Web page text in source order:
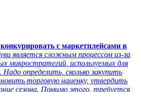
с маркетплейсами в
является сложным процессом из-за
микростратегий, используемых для
Надо определить, сколько закупить
торговую наценку, утвердить
сезона. Помимо этого, требуется